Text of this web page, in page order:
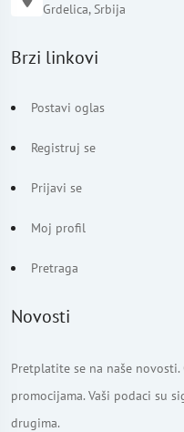
Grdelica, Srbija
Brzi linkovi
Postavi oglas
Registruj se
Prijavi se
Moj profil
Pretraga
Novosti
Pretplatite se na naše
promocijama. Vaši podaci su
drugima.